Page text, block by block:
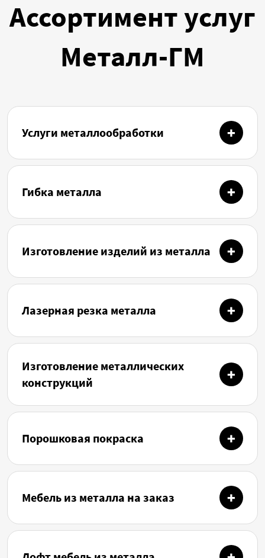
Ассортимент услуг
Металл-ГМ
Услуги металлообработки
Гибка металла
Изготовление изделий из металла
Лазерная резка металла
Изготовление металлических
конструкций
Порошковая покраска
Мебель из металла на заказ